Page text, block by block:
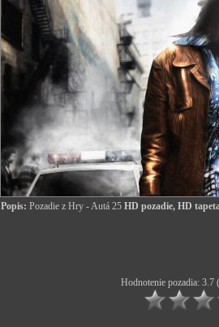
Popis: Pozadie z Hry - Autá 25 HD pozadie, HD
Hodnotenie pozadia: 3.7